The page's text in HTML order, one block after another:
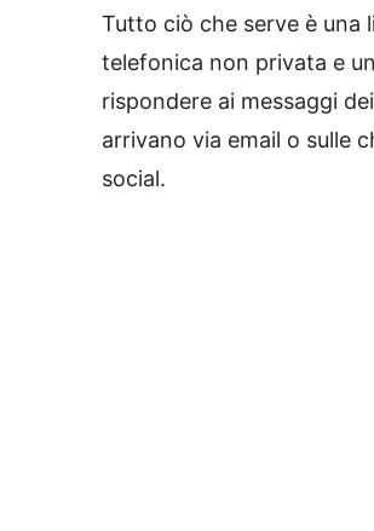
Tutto ciò che serve è una
telefonica non privata e
rispondere ai messaggi
arrivano via email o sulle
social.